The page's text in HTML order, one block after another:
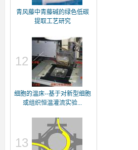
青风藤中青藤碱的绿色低碳
提取工艺研究
12
细胞的温床--基于对新型细胞
或组织恒温灌流实验...
13